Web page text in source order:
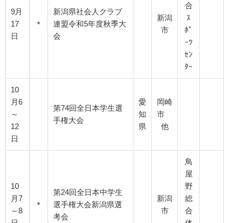
9月
17
日
＊
新潟県社会人クラブ
連盟令和5年度秋季大
会
新潟
市
合
ｽ
ﾎﾟ
ｰﾂ
ｾﾝ
ﾀｰ
10
月6
～
12
日
第74回全日本学生選
手権大会
愛
知
県
岡崎
市
他
10
月7
～8
＊
第24回全日本中学生
選手権大会新潟県選
考会
新潟
市
鳥
屋
野
総
合